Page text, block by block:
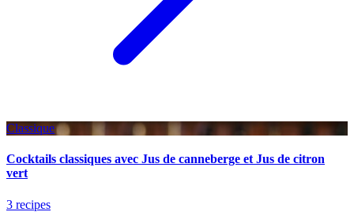
Classique
Cocktails classiques avec Jus de canneberge et Jus de citron
vert
3 recipes